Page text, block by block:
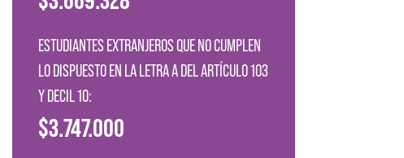
ESTUDIANTES EXTRANJEROS QUE NO CUMPLEN
LO DISPUESTO EN LA LETRA A DEL ARTÍCULO 103
Y DECIL 10:
$3.747.000